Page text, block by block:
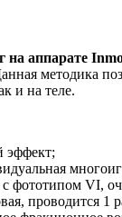
аппарате
методика
и на теле.
эффект;
фототипом VI,
проводится 1